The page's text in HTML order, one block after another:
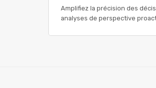
Amplifiez la précision des
analyses de perspective